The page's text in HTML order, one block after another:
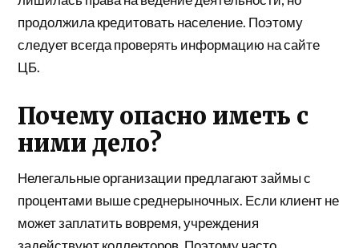
продолжила кредитовать население. Поэтому
следует всегда проверять информацию на сайте
ЦБ.
Почему опасно иметь с
ними дело?
Нелегальные организации предлагают займы с
процентами выше среднерыночных. Если клиент не
может заплатить вовремя, учреждения